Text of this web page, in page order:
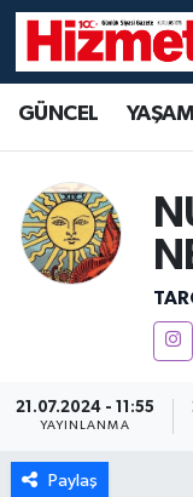
GÜNCEL YAŞAM
21.07.2024 - 11:55
YAYINLANMA
Paylaş
YAŞAM
SİYASET
SAĞLIK
EKONOMİ
KÜLTÜR
SPOR
Denizli Hava
Denizli Trafik
Süper Lig
Tüm
Son Dakika
Haber Arşivi